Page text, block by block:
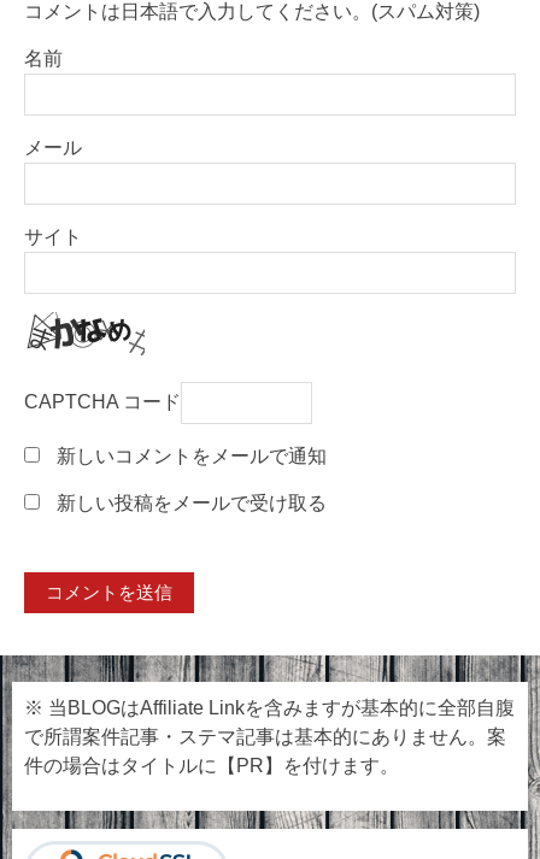
コメントは日本語で入力してください。(スパム対策)
名前
メール
サイト
CAPTCHA コード
新しいコメントをメールで通知
新しい投稿をメールで受け取る
※ 当BLOGはAffiliate Linkを含みますが基本的に全部自腹
で所謂案件記事・ステマ記事は基本的にありません。案
件の場合はタイトルに【PR】を付けます。